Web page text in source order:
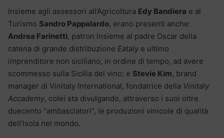
Insieme agli assessori all’Agricoltura Edy Bandiera e al
Turismo Sandro Pappalardo, erano presenti anche:
Andrea Farinetti, patron insieme al padre Oscar della
catena di grande distribuzione Eataly e ultimo
imprenditore non siciliano, in ordine di tempo, ad avere
scommesso sulla Sicilia del vino; e Stevie Kim, brand
manager di Vinitaly International, fondatrice della Vinitaly
Accademy, colei sta divulgando, attraverso i suoi oltre
duecento “ambasciatori”, le produzioni vinicole di qualità
dell’Isola nel mondo.